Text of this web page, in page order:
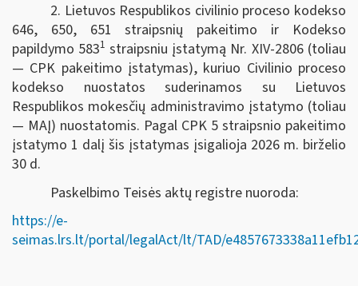
2. Lietuvos Respublikos civilinio proceso kodekso
646, 650, 651 straipsnių pakeitimo ir Kodekso
papildymo 5831 straipsniu įstatymą Nr. XIV-2806 (toliau
— CPK pakeitimo įstatymas), kuriuo Civilinio proceso
kodekso nuostatos suderinamos su Lietuvos
Respublikos mokesčių administravimo įstatymo (toliau
— MAĮ) nuostatomis. Pagal CPK 5 straipsnio pakeitimo
įstatymo 1 dalį šis įstatymas įsigalioja 2026 m. birželio
30 d.
Paskelbimo Teisės aktų registre nuoroda:
https://e-
seimas.lrs.lt/portal/legalAct/lt/TAD/